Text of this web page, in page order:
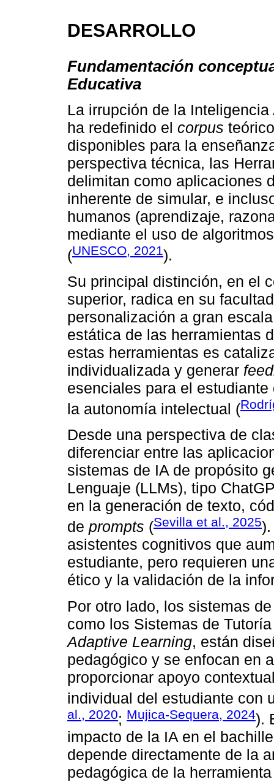
DESARROLLO
Fundamentación
Educativa
La irrupción de la
ha redefinido el corpus
disponibles para la
perspectiva técnica, las
delimitan como aplicaciones
inherente de simular, e
humanos (aprendizaje,
mediante el uso de
(UNESCO, 2021).
Su principal distinción, en el
superior, radica en su
personalización a gran
estática de las herramientas
estas herramientas es
individualizada y generar
esenciales para el
la autonomía intelectual (
Desde una perspectiva de
diferenciar entre las
sistemas de IA de propósito
Lenguaje (LLMs), tipo
en la generación de texto,
de prompts (Sevilla et al., 2025
asistentes cognitivos que
estudiante, pero requieren
ético y la validación de la
Por otro lado, los sistemas
como los Sistemas de
Adaptive Learning, están
pedagógico y se enfocan en
proporcionar apoyo
individual del estudiante con
al., 2020; Mujica-Sequera, 2024).
impacto de la IA en el
depende directamente de la
pedagógica de la